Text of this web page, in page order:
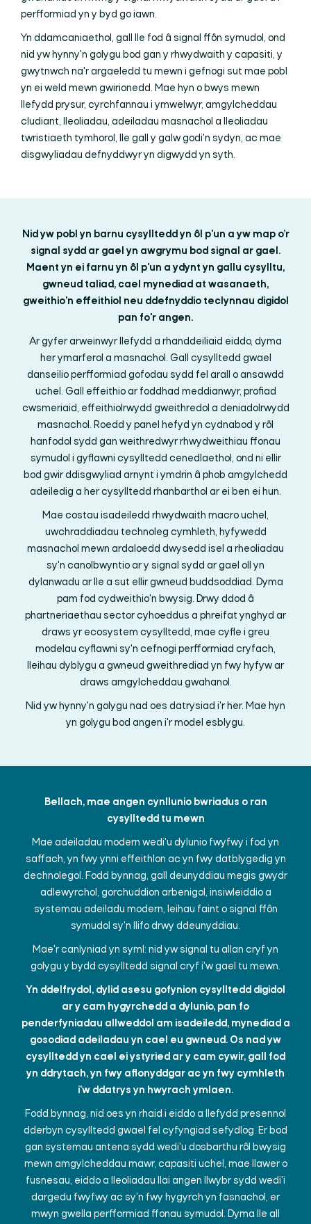
perfformiad yn y byd go iawn.
Yn ddamcaniaethol, gall lle fod â signal ffôn symudol, ond
nid yw hynny'n golygu bod gan y rhwydwaith y capasiti, y
gwytnwch na'r argaeledd tu mewn i gefnogi sut mae pobl
yn ei weld mewn gwirionedd. Mae hyn o bwys mewn
llefydd prysur, cyrchfannau i ymwelwyr, amgylcheddau
cludiant, lleoliadau, adeiladau masnachol a lleoliadau
twristiaeth tymhorol, lle gall y galw godi'n sydyn, ac mae
disgwyliadau defnyddwyr yn digwydd yn syth.
Nid yw pobl yn barnu cysylltedd yn ôl p'un a yw map o’r
signal sydd ar gael yn awgrymu bod signal ar gael.
Maent yn ei farnu yn ôl p'un a ydynt yn gallu cysylltu,
gwneud taliad, cael mynediad at wasanaeth,
gweithio'n effeithiol neu ddefnyddio teclynnau digidol
pan fo'r angen.
Ar gyfer arweinwyr llefydd a rhanddeiliaid eiddo, dyma
her ymarferol a masnachol. Gall cysylltedd gwael
danseilio perfformiad gofodau sydd fel arall o ansawdd
uchel. Gall effeithio ar foddhad meddianwyr, profiad
cwsmeriaid, effeithiolrwydd gweithredol a deniadolrwydd
masnachol. Roedd y panel hefyd yn cydnabod y rôl
hanfodol sydd gan weithredwyr rhwydweithiau ffonau
symudol i gyflawni cysylltedd cenedlaethol, ond ni ellir
bod gwir ddisgwyliad arnynt i ymdrin â phob amgylchedd
adeiledig a her cysylltedd rhanbarthol ar ei ben ei hun.
Mae costau isadeiledd rhwydwaith macro uchel,
uwchraddiadau technoleg cymhleth, hyfywedd
masnachol mewn ardaloedd dwysedd isel a rheoliadau
sy'n canolbwyntio ar y signal sydd ar gael oll yn
dylanwadu ar lle a sut ellir gwneud buddsoddiad. Dyma
pam fod cydweithio'n bwysig. Drwy ddod â
phartneriaethau sector cyhoeddus a phreifat ynghyd ar
draws yr ecosystem cysylltedd, mae cyfle i greu
modelau cyflawni sy'n cefnogi perfformiad cryfach,
lleihau dyblygu a gwneud gweithrediad yn fwy hyfyw ar
draws amgylcheddau gwahanol.
Nid yw hynny'n golygu nad oes datrysiad i'r her. Mae hyn
yn golygu bod angen i'r model esblygu.
Bellach, mae angen cynllunio bwriadus o ran
cysylltedd tu mewn
Mae adeiladau modern wedi'u dylunio fwyfwy i fod yn
saffach, yn fwy ynni effeithlon ac yn fwy datblygedig yn
dechnolegol. Fodd bynnag, gall deunyddiau megis gwydr
adlewyrchol, gorchuddion arbenigol, insiwleiddio a
systemau adeiladu modern, leihau faint o signal ffôn
symudol sy'n llifo drwy ddeunyddiau.
Mae'r canlyniad yn syml: nid yw signal tu allan cryf yn
golygu y bydd cysylltedd signal cryf i'w gael tu mewn.
Yn ddelfrydol, dylid asesu gofynion cysylltedd digidol
ar y cam hygyrchedd a dylunio, pan fo
penderfyniadau allweddol am isadeiledd, mynediad a
gosodiad adeiladau yn cael eu gwneud. Os nad yw
cysylltedd yn cael ei ystyried ar y cam cywir, gall fod
yn ddrytach, yn fwy aflonyddgar ac yn fwy cymhleth
i'w ddatrys yn hwyrach ymlaen.
Fodd bynnag, nid oes yn rhaid i eiddo a llefydd presennol
dderbyn cysylltedd gwael fel cyfyngiad sefydlog. Er bod
gan systemau antena sydd wedi'u dosbarthu rôl bwysig
mewn amgylcheddau mawr, capasiti uchel, mae llawer o
fusnesau, eiddo a lleoliadau llai angen llwybr sydd wedi'i
dargedu fwyfwy ac sy'n fwy hygyrch yn fasnachol, er
mwyn gwella perfformiad ffonau symudol. Dyma lle all